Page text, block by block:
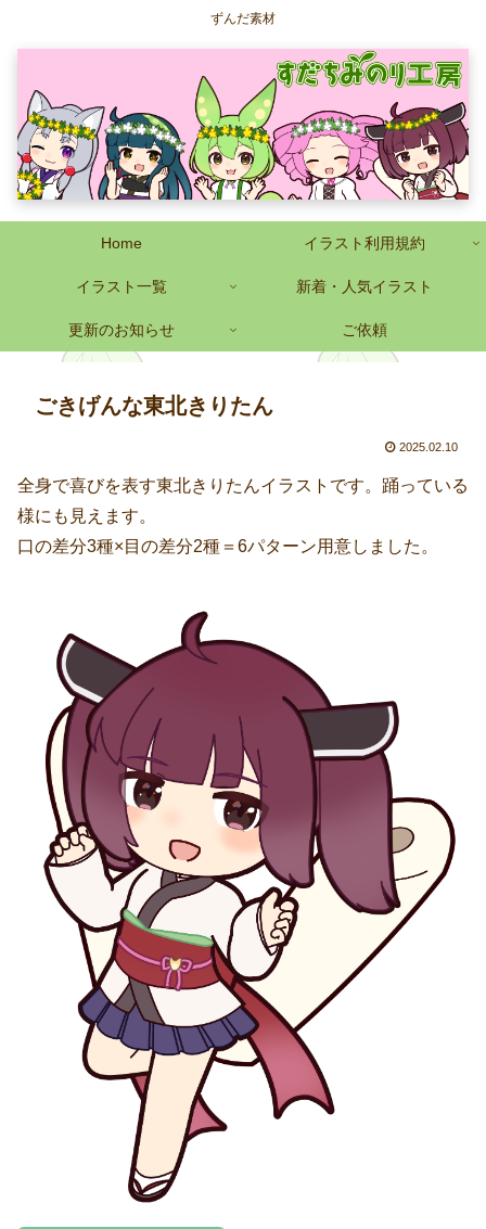
ずんだ素材
Home イラスト利用規約
イラスト一覧 新着・人気イラスト
更新のお知らせ ご依頼
ごきげんな東北きりたん
2025.02.10
全身で喜びを表す東北きりたんイラストです。踊っている
様にも見えます。
口の差分3種×目の差分2種＝6パターン用意しました。